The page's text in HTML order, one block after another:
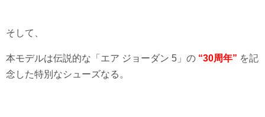
そして、
本モデルは伝説的な「エア ジョーダン 5」の “30周年” を記
念した特別なシューズなる。